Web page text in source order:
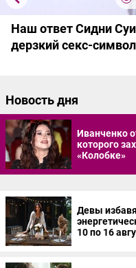
Наш ответ Сидни
дерзкий секс-
Круто ты попал:
ярких участников
Мадонна, Metallica,
Dragons: культовые
Роман с чилийцем,
Мексике: личная
Хрустальные совы,
практики: как
Новость дня
Иванченко
которого
«Колобке»
Девы
10 по 16